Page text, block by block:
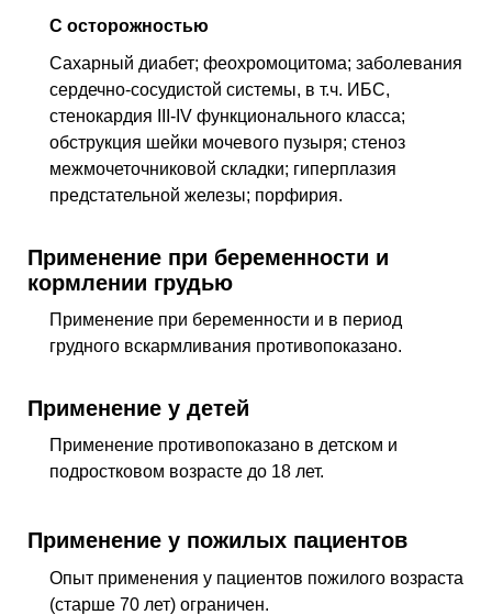
С осторожностью
Сахарный диабет; феохромоцитома; заболевания
сердечно-сосудистой системы, в т.ч. ИБС,
стенокардия III-IV функционального класса;
обструкция шейки мочевого пузыря; стеноз
межмочеточниковой складки; гиперплазия
предстательной железы; порфирия.
Применение при беременности и
кормлении грудью
Применение при беременности и в период
грудного вскармливания противопоказано.
Применение у детей
Применение противопоказано в детском и
подростковом возрасте до 18 лет.
Применение у пожилых пациентов
Опыт применения у пациентов пожилого возраста
(старше 70 лет) ограничен.